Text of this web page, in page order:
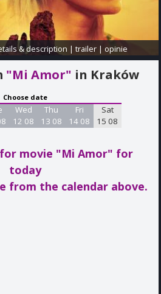
& description |trailer |opinie
"Mi Amor" in Kraków
Choose date
Wed
12 08
Thu
13 08
Fri
14 08
Sat
15 08
movie "Mi Amor" for
today
from the calendar above.